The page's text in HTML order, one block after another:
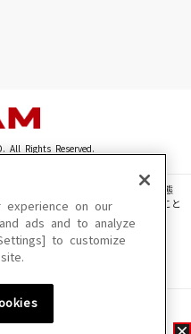
All Rights Reserved.
・写真・動画・音声等を、手段や形態
で複製、転載、ファイル化などすること
だけない場合があります。
になる場合があります。
experience on our
ads and to analyze
to customize